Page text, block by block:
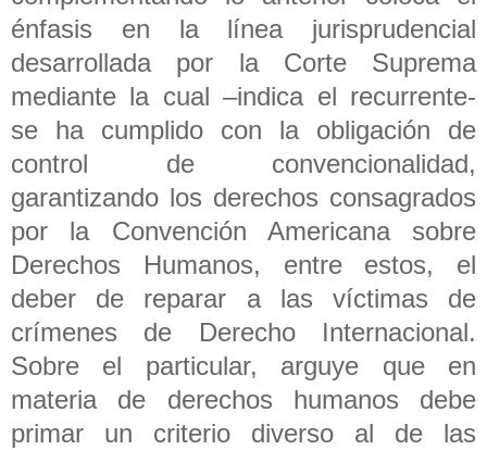
énfasis en la línea jurisprudencial
desarrollada por la Corte Suprema
mediante la cual –indica el recurrente-
se ha cumplido con la obligación de
control de convencionalidad,
garantizando los derechos consagrados
por la Convención Americana sobre
Derechos Humanos, entre estos, el
deber de reparar a las víctimas de
crímenes de Derecho Internacional.
Sobre el particular, arguye que en
materia de derechos humanos debe
primar un criterio diverso al de las